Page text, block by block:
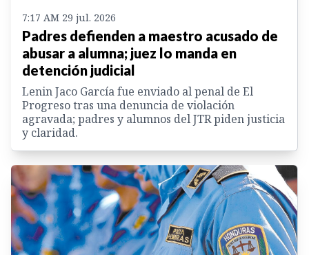
7:17 AM 29 jul. 2026
Padres defienden a maestro acusado de
abusar a alumna; juez lo manda en
detención judicial
Lenin Jaco García fue enviado al penal de El
Progreso tras una denuncia de violación
agravada; padres y alumnos del JTR piden justicia
y claridad.